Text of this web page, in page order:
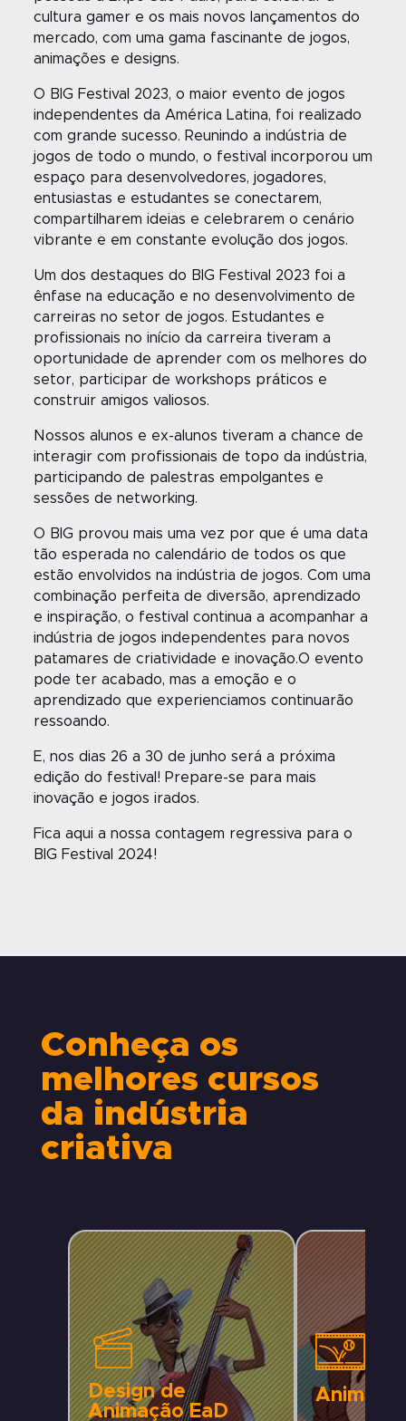
cultura gamer e os mais novos lançamentos do
mercado, com uma gama fascinante de jogos,
animações e designs.
O BIG Festival 2023, o maior evento de jogos
independentes da América Latina, foi realizado
com grande sucesso. Reunindo a indústria de
jogos de todo o mundo, o festival incorporou um
espaço para desenvolvedores, jogadores,
entusiastas e estudantes se conectarem,
compartilharem ideias e celebrarem o cenário
vibrante e em constante evolução dos jogos.
Um dos destaques do BIG Festival 2023 foi a
ênfase na educação e no desenvolvimento de
carreiras no setor de jogos. Estudantes e
profissionais no início da carreira tiveram a
oportunidade de aprender com os melhores do
setor, participar de workshops práticos e
construir amigos valiosos.
Nossos alunos e ex-alunos tiveram a chance de
interagir com profissionais de topo da indústria,
participando de palestras empolgantes e
sessões de networking.
O BIG provou mais uma vez por que é uma data
tão esperada no calendário de todos os que
estão envolvidos na indústria de jogos. Com uma
combinação perfeita de diversão, aprendizado
e inspiração, o festival continua a acompanhar a
indústria de jogos independentes para novos
patamares de criatividade e inovação.O evento
pode ter acabado, mas a emoção e o
aprendizado que experienciamos continuarão
ressoando.
E, nos dias 26 a 30 de junho será a próxima
edição do festival! Prepare-se para mais
inovação e jogos irados.
Fica aqui a nossa contagem regressiva para o
BIG Festival 2024!
Conheça os
melhores cursos
da indústria
criativa
Design de
Animação EaD